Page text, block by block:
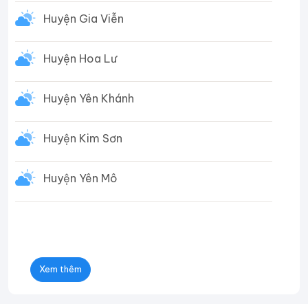
Huyện Gia Viễn
Huyện Hoa Lư
Huyện Yên Khánh
Huyện Kim Sơn
Huyện Yên Mô
Xem thêm